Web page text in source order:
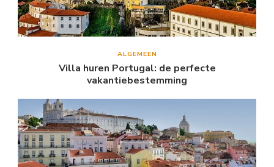
ALGEMEEN
Villa huren Portugal: de perfecte
vakantiebestemming